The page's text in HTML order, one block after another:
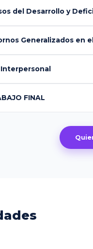
del Desarrollo y
Generalizados en
FINAL